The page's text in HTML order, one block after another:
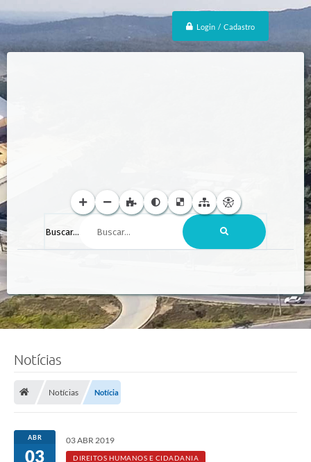
Login / Cadastro
Buscar...
Notícias
Notícias Notícia
ABR
03
03 ABR 2019
DIREITOS HUMANOS E CIDADANIA